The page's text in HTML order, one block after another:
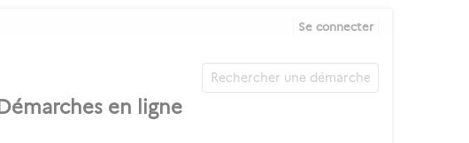
Se connecter